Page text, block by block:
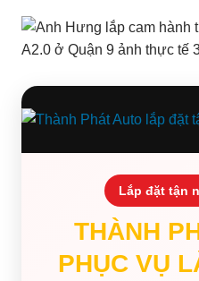
Lắp đặt tận
THÀNH
PHỤC VỤ